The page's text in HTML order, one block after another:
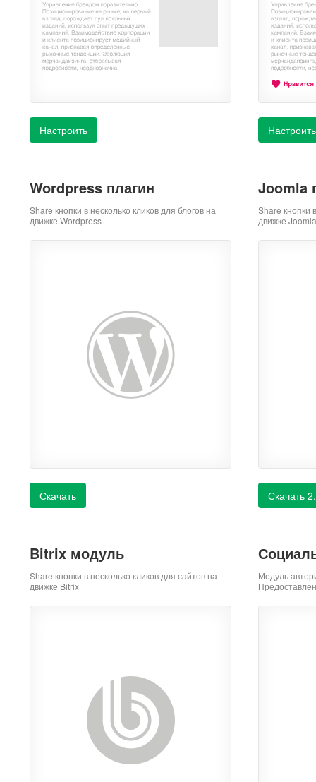
Настроить Настроить
Wordpress плагин
Share кнопки в несколько кликов для блогов на
движке Wordpress
Скачать
Joomla
Share кнопки
движке Joomla
Скачать
Bitrix модуль
Share кнопки в несколько кликов для сайтов на
движке Bitrix
Модуль